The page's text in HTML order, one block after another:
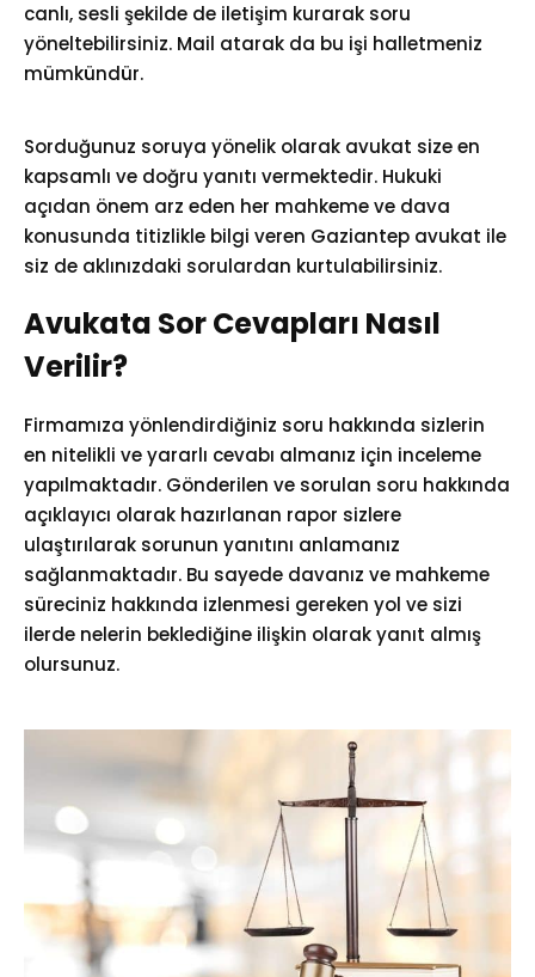
canlı, sesli şekilde de iletişim kurarak soru
yöneltebilirsiniz. Mail atarak da bu işi halletmeniz
mümkündür.
Sorduğunuz soruya yönelik olarak avukat size en
kapsamlı ve doğru yanıtı vermektedir. Hukuki
açıdan önem arz eden her mahkeme ve dava
konusunda titizlikle bilgi veren Gaziantep avukat ile
siz de aklınızdaki sorulardan kurtulabilirsiniz.
Avukata Sor Cevapları Nasıl
Verilir?
Firmamıza yönlendirdiğiniz soru hakkında sizlerin
en nitelikli ve yararlı cevabı almanız için inceleme
yapılmaktadır. Gönderilen ve sorulan soru hakkında
açıklayıcı olarak hazırlanan rapor sizlere
ulaştırılarak sorunun yanıtını anlamanız
sağlanmaktadır. Bu sayede davanız ve mahkeme
süreciniz hakkında izlenmesi gereken yol ve sizi
ilerde nelerin beklediğine ilişkin olarak yanıt almış
olursunuz.